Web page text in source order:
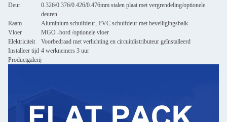
Deur
0.326/0.376/0.426/0.476mm stalen plaat met vergrendeling/optionele
deuren
Raam
Aluminium schuifdeur, PVC schuifdeur met beveiligingsbalk
Vloer
MGO -bord /optionele vloer
Elektriciteit
Voorbedraad met verlichting en circuitdistributeur geïnstalleerd
Installeer tijd 4 werknemers 3 uur
Productgalerij